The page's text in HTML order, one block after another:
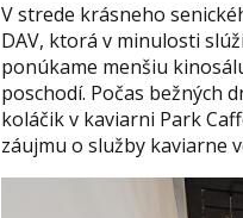
V strede krásneho
DAV, ktorá v minulosti
ponúkame menšiu
poschodí. Počas bežných
koláčik v kaviarni Park
záujmu o služby kaviarne